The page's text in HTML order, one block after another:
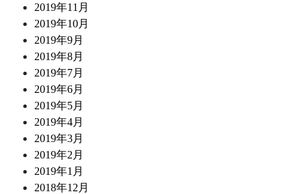
2019年11月
2019年10月
2019年9月
2019年8月
2019年7月
2019年6月
2019年5月
2019年4月
2019年3月
2019年2月
2019年1月
2018年12月